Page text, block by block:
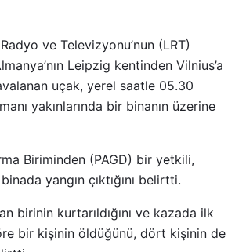
ve Televizyonu’nun (LRT)
Leipzig kentinden Vilnius’a
uçak, yerel saatle 05.30
yakınlarında bir binanın üzerine
Biriminden (PAGD) bir yetkili,
yangın çıktığını belirtti.
birinin kurtarıldığını ve kazada ilk
bir kişinin öldüğünü, dört kişinin de